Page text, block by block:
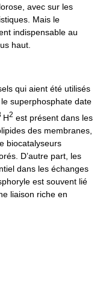
avec sur les
Mais le
indispensable au
haut.
qui aient été utilisés
superphosphate date
H2 est présent dans les
des membranes,
biocatalyseurs
D’autre part, les
dans les échanges
est souvent lié
liaison riche en